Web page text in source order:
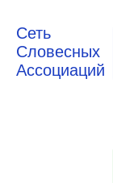
Сеть
Словесных
Ассоциаций